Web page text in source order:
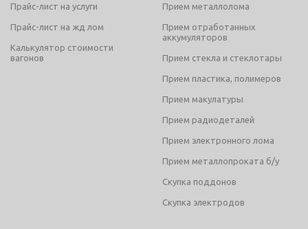
Прайс-лист на услуги
Прайс-лист на жд лом
Калькулятор стоимости
вагонов
Прием металлолома
Прием отработанных
аккумуляторов
Прием стекла и стеклотары
Прием пластика, полимеров
Прием макулатуры
Прием радиодеталей
Прием электронного лома
Прием металлопроката б/у
Скупка поддонов
Скупка электродов